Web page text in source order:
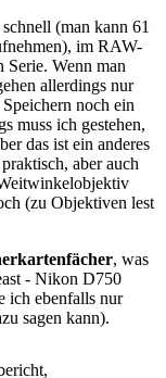
(man kann 61
im RAW-
Wenn man
allerdings nur
noch ein
muss ich gestehen,
das ist ein anderes
aber auch
(zu Objektiven lest
, was
- Nikon D750
ich ebenfalls nur
sagen kann).